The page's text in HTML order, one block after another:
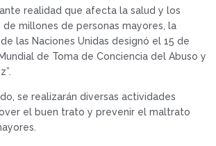
realidad que afecta la salud y los
de millones de personas mayores, la
las Naciones Unidas designó el 15 de
de Toma de Conciencia del Abuso y
se realizarán diversas actividades
el buen trato y prevenir el maltrato